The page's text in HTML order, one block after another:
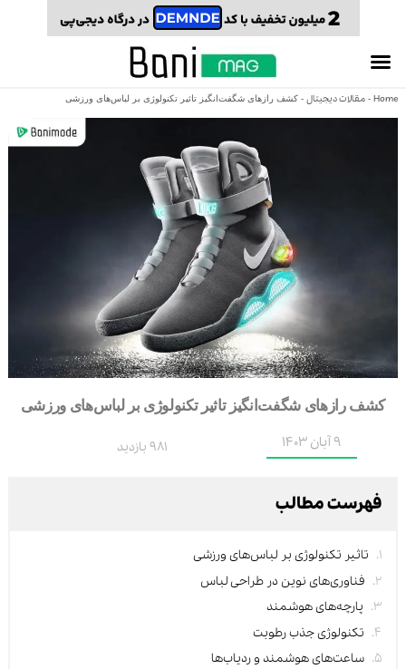
Home
- مقالات دیجیتال - کشف رازهای شگفت‌انگیز تاثیر تکنولوژی بر لباس‌های ورزشی
کشف رازهای شگفت‌انگیز تاثیر تکنولوژی بر لباس‌های ورزشی
9 آبان 1403 981 بازدید
فهرست مطالب
تاثیر تکنولوژی بر لباس‌های ورزشی
فناوری‌های نوین در طراحی لباس
پارچه‌های هوشمند
تکنولوژی جذب رطوبت
ساعت‌های هوشمند و ردیاب‌ها